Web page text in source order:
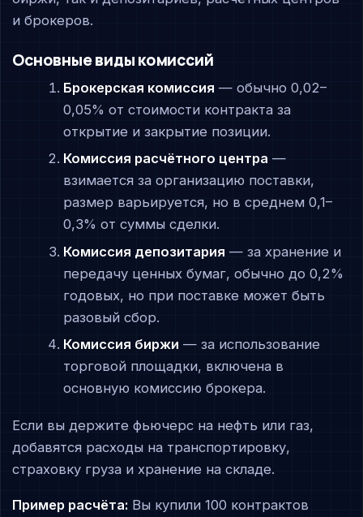
и брокеров.
Основные виды комиссий
Брокерская комиссия — обычно 0,02–
0,05% от стоимости контракта за
открытие и закрытие позиции.
Комиссия расчётного центра —
взимается за организацию поставки,
размер варьируется, но в среднем 0,1–
0,3% от суммы сделки.
Комиссия депозитария — за хранение и
передачу ценных бумаг, обычно до 0,2%
годовых, но при поставке может быть
разовый сбор.
Комиссия биржи — за использование
торговой площадки, включена в
основную комиссию брокера.
Если вы держите фьючерс на нефть или газ,
добавятся расходы на транспортировку,
страховку груза и хранение на складе.
Пример расчёта: Вы купили 100 контрактов